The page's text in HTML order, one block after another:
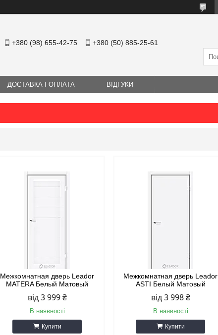
+380 (98) 655-42-75 +380 (50) 885-25-61
ДОСТАВКА І ОПЛАТА ВІДГУКИ
Межкомнатная дверь Leador
MATERA Белый Матовый
від 3 999 ₴
В наявності
Купити
Межкомнатная дверь Leador
ASTI Белый Матовый
від 3 998 ₴
В наявності
Купити